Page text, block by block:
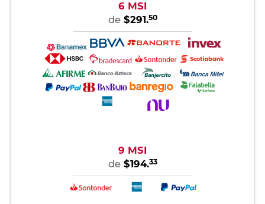
6 MSI
de $291.50
9 MSI
de $194.33